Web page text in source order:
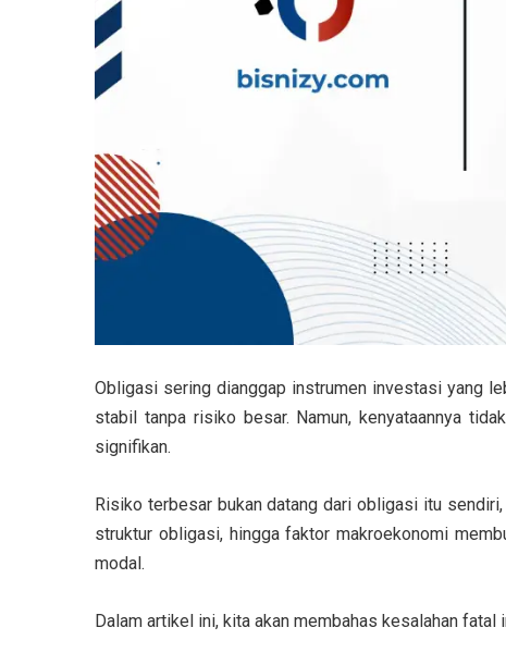
Obligasi sering dianggap instrumen investasi yang
stabil tanpa risiko besar. Namun, kenyataannya
signifikan.
Risiko terbesar bukan datang dari obligasi itu
struktur obligasi, hingga faktor makroekonomi
modal.
Dalam artikel ini, kita akan membahas kesalahan